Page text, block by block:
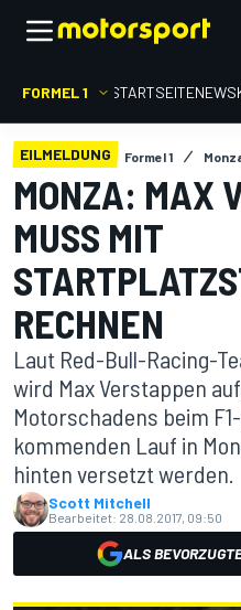
FORMEL 1 STARTSEITENEWS
EILMELDUNG Formel 1
MONZA: MAX
MUSS MIT
RECHNEN
Laut Red-Bull-Racing-
wird Max Verstappen
Motorschadens beim
kommenden Lauf in
hinten versetzt werden.
Scott Mitchell
Bearbeitet: 28.08.2017, 09:50
ALS